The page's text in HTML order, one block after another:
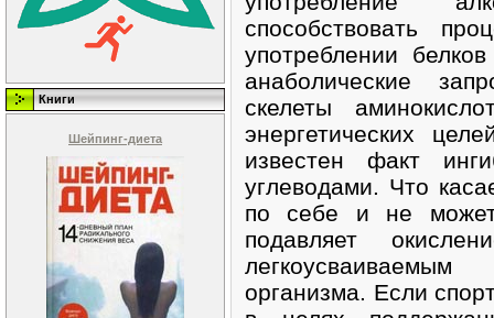
Книги
Шейпинг-диета
способствовать
употреблении
анаболические
скелеты
энергетических
известен факт
углеводами. Что
по себе и не
подавляет
организма. Если